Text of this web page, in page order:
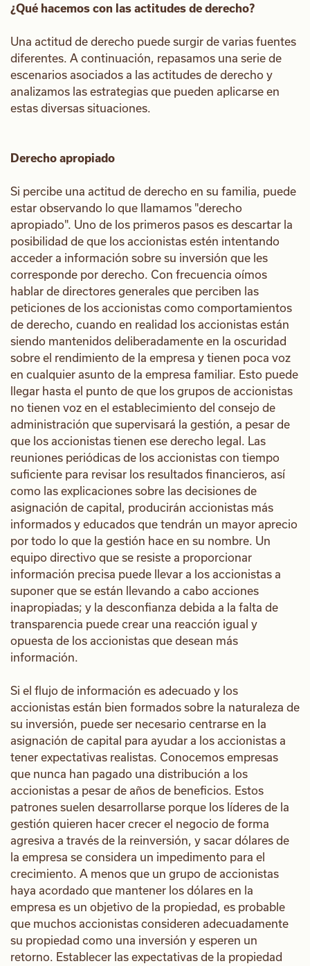
¿Qué hacemos con las actitudes de derecho?
Una actitud de derecho puede surgir de varias fuentes
diferentes. A continuación, repasamos una serie de
escenarios asociados a las actitudes de derecho y
analizamos las estrategias que pueden aplicarse en
estas diversas situaciones.
Derecho apropiado
Si percibe una actitud de derecho en su familia, puede
estar observando lo que llamamos "derecho
apropiado". Uno de los primeros pasos es descartar la
posibilidad de que los accionistas estén intentando
acceder a información sobre su inversión que les
corresponde por derecho. Con frecuencia oímos
hablar de directores generales que perciben las
peticiones de los accionistas como comportamientos
de derecho, cuando en realidad los accionistas están
siendo mantenidos deliberadamente en la oscuridad
sobre el rendimiento de la empresa y tienen poca voz
en cualquier asunto de la empresa familiar. Esto puede
llegar hasta el punto de que los grupos de accionistas
no tienen voz en el establecimiento del consejo de
administración que supervisará la gestión, a pesar de
que los accionistas tienen ese derecho legal. Las
reuniones periódicas de los accionistas con tiempo
suficiente para revisar los resultados financieros, así
como las explicaciones sobre las decisiones de
asignación de capital, producirán accionistas más
informados y educados que tendrán un mayor aprecio
por todo lo que la gestión hace en su nombre. Un
equipo directivo que se resiste a proporcionar
información precisa puede llevar a los accionistas a
suponer que se están llevando a cabo acciones
inapropiadas; y la desconfianza debida a la falta de
transparencia puede crear una reacción igual y
opuesta de los accionistas que desean más
información.
Si el flujo de información es adecuado y los
accionistas están bien formados sobre la naturaleza de
su inversión, puede ser necesario centrarse en la
asignación de capital para ayudar a los accionistas a
tener expectativas realistas. Conocemos empresas
que nunca han pagado una distribución a los
accionistas a pesar de años de beneficios. Estos
patrones suelen desarrollarse porque los líderes de la
gestión quieren hacer crecer el negocio de forma
agresiva a través de la reinversión, y sacar dólares de
la empresa se considera un impedimento para el
crecimiento. A menos que un grupo de accionistas
haya acordado que mantener los dólares en la
empresa es un objetivo de la propiedad, es probable
que muchos accionistas consideren adecuadamente
su propiedad como una inversión y esperen un
retorno. Establecer las expectativas de la propiedad